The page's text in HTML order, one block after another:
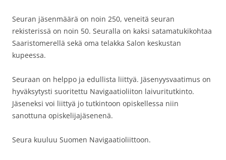
Seuran jäsenmäärä on noin 250, veneitä seuran
rekisterissä on noin 50. Seuralla on kaksi satamatukikohtaa
Saaristomerellä sekä oma telakka Salon keskustan
kupeessa.
Seuraan on helppo ja edullista liittyä. Jäsenyysvaatimus on
hyväksytysti suoritettu Navigaatioliiton laivuritutkinto.
Jäseneksi voi liittyä jo tutkintoon opiskellessa niin
sanottuna opiskelijajäsenenä.
Seura kuuluu Suomen Navigaatioliittoon.